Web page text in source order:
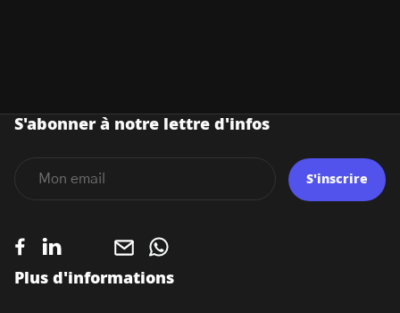
Plus d'informations
S'abonner à notre lettre d'infos
S'inscrire